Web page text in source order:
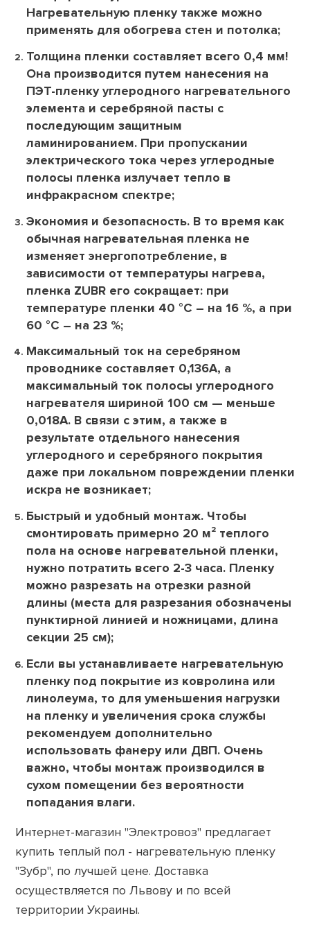
Нагревательную пленку также можно
применять для обогрева стен и потолка;
Толщина пленки составляет всего 0,4 мм!
Она производится путем нанесения на
ПЭТ-пленку углеродного нагревательного
элемента и серебряной пасты с
последующим защитным
ламинированием. При пропускании
электрического тока через углеродные
полосы пленка излучает тепло в
инфракрасном спектре;
Экономия и безопасность. В то время как
обычная нагревательная пленка не
изменяет энергопотребление, в
зависимости от температуры нагрева,
пленка ZUBR его сокращает: при
температуре пленки 40 °С – на 16 %, а при
60 °С – на 23 %;
Максимальный ток на серебряном
проводнике составляет 0,136А, а
максимальный ток полосы углеродного
нагревателя шириной 100 см — меньше
0,018А. В связи с этим, а также в
результате отдельного нанесения
углеродного и серебряного покрытия
даже при локальном повреждении пленки
искра не возникает;
Быстрый и удобный монтаж. Чтобы
смонтировать примерно 20 м² теплого
пола на основе нагревательной пленки,
нужно потратить всего 2-3 часа. Пленку
можно разрезать на отрезки разной
длины (места для разрезания обозначены
пунктирной линией и ножницами, длина
секции 25 см);
Если вы устанавливаете нагревательную
пленку под покрытие из ковролина или
линолеума, то для уменьшения нагрузки
на пленку и увеличения срока службы
рекомендуем дополнительно
использовать фанеру или ДВП. Очень
важно, чтобы монтаж производился в
сухом помещении без вероятности
попадания влаги.
Интернет-магазин "Электровоз" предлагает
купить теплый пол - нагревательную пленку
"Зубр", по лучшей цене. Доставка
осуществляется по Львову и по всей
территории Украины.